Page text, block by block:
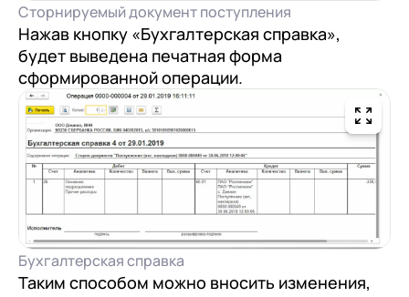
Сторнируемый документ поступления
Нажав кнопку «Бухгалтерская справка»,
будет выведена печатная форма
сформированной операции.
Бухгалтерская справка
Таким способом можно вносить изменения,